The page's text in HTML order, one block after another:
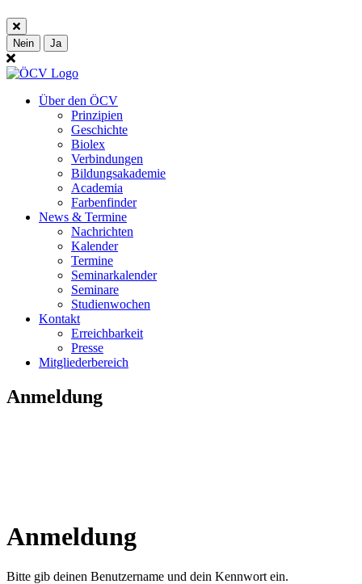
Nein Ja
Über den ÖCV
Prinzipien
Geschichte
Biolex
Verbindungen
Bildungsakademie
Academia
Farbenfinder
News & Termine
Nachrichten
Kalender
Termine
Seminarkalender
Seminare
Studienwochen
Kontakt
Erreichbarkeit
Presse
Mitgliederbereich
Anmeldung
Anmeldung
Bitte gib deinen Benutzername und dein Kennwort ein.